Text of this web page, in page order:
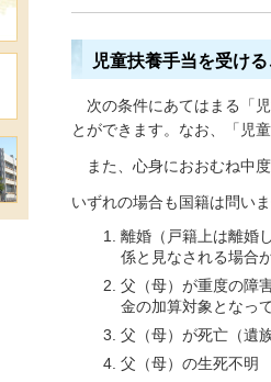
児童扶養手当を受け
次の条件にあてはまる「
とができます。なお、「児
ま た、心身におおむね中
いずれの場合も国籍は問いま
離婚（戸籍上は離婚
係と見なされる場合
父（母）が重度の障
金の加算対象となっ
父（母）が死亡（遺
父（母）の生死不明